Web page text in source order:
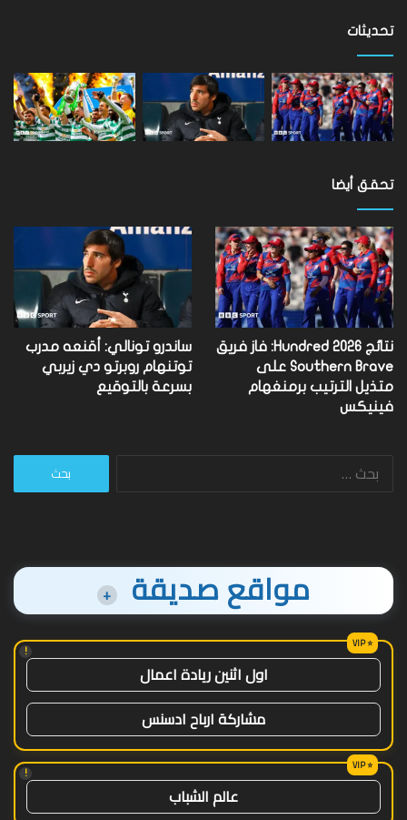
مستوى
العالم
تحديثات
تحقق أيضا
نتائج Hundred 2026: فاز فريق
Southern Brave على
متذيل الترتيب برمنغهام
فينيكس
ساندرو تونالي: أقنعه مدرب
توتنهام روبرتو دي زيربي
بسرعة بالتوقيع
البحث
مواقع صديقة +
!
اول اثنين ريادة اعمال
مشاركة ارباح ادسنس
!
عالم الشباب